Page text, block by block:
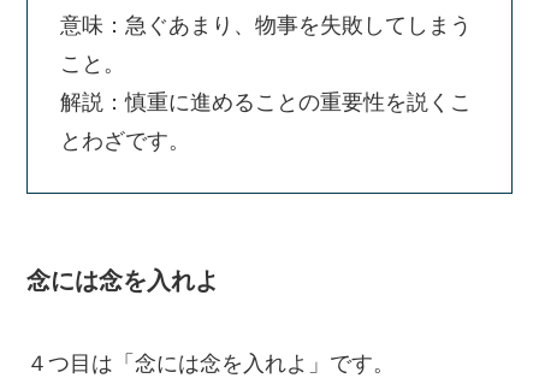
意味：急ぐあまり、物事を失敗してしまう
こと。
解説：慎重に進めることの重要性を説くこ
とわざです。
念には念を入れよ
４つ目は「念には念を入れよ」です。